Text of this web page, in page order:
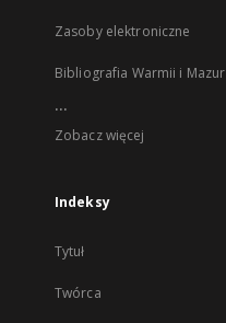
Zasoby elektroniczne
Bibliografia Warmii i Mazur
...
Zobacz więcej
Indeksy
Tytuł
Twórca